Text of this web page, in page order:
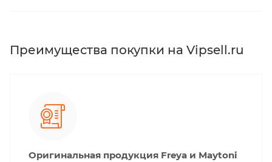
Преимущества покупки на Vipsell.ru
Оригинальная продукция Freya и Maytoni